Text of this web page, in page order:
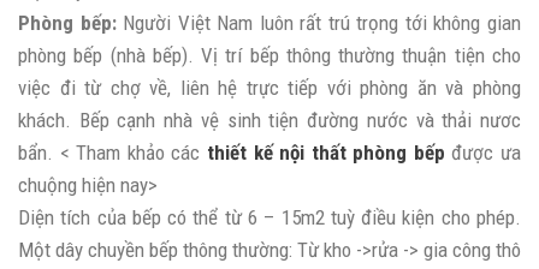
Phòng bếp:Người Việt Nam luôn rất trú trọng tới không gian
phòng bếp (nhà bếp). Vị trí bếp thông thường thuận tiện cho
việc đi từ chợ về, liên hệ trực tiếp với phòng ăn và phòng
khách. Bếp cạnh nhà vệ sinh tiện đường nước và thải nươc
bẩn. < Tham khảo các thiết kế nội thất phòng bếp được ưa
chuộng hiện nay>
Diện tích của bếp có thể từ 6 – 15m2 tuỳ điều kiện cho phép.
Một dây chuyền bếp thông thường: Từ kho ->rửa -> gia công thô